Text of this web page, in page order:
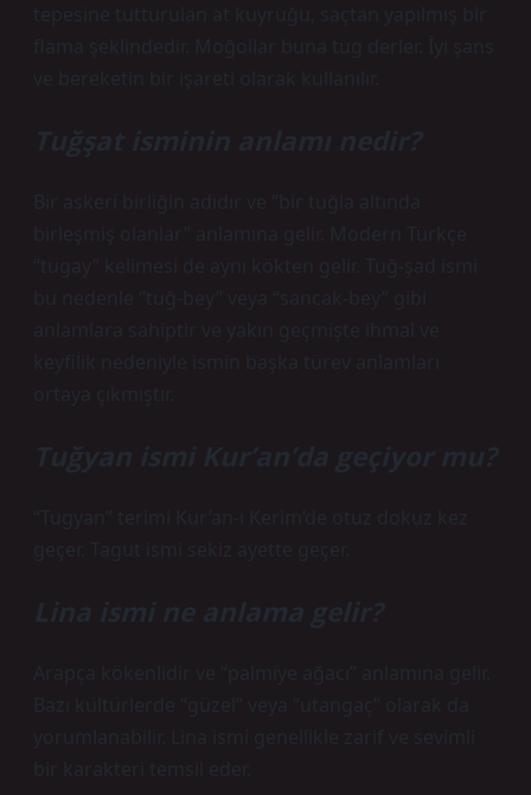
tepesine tutturulan at kuyruğu, saçtan yapılmış bir
flama şeklindedir. Moğollar buna tug derler. İyi şans
ve bereketin bir işareti olarak kullanılır.
Tuğşat isminin anlamı nedir?
Bir askeri birliğin adıdır ve “bir tuğla altında
birleşmiş olanlar” anlamına gelir. Modern Türkçe
“tugay” kelimesi de aynı kökten gelir. Tuğ-şad ismi
bu nedenle “tuğ-bey” veya “sancak-bey” gibi
anlamlara sahiptir ve yakın geçmişte ihmal ve
keyfilik nedeniyle ismin başka türev anlamları
ortaya çıkmıştır.
Tuğyan ismi Kur’an’da geçiyor mu?
“Tugyan” terimi Kur’an-ı Kerim’de otuz dokuz kez
geçer. Tagut ismi sekiz ayette geçer.
Lina ismi ne anlama gelir?
Arapça kökenlidir ve “palmiye ağacı” anlamına gelir.
Bazı kültürlerde “güzel” veya “utangaç” olarak da
yorumlanabilir. Lina ismi genellikle zarif ve sevimli
bir karakteri temsil eder.